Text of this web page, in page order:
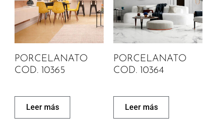
PORCELANATO
COD. 10365
Leer más
PORCELANATO
COD. 10364
Leer más